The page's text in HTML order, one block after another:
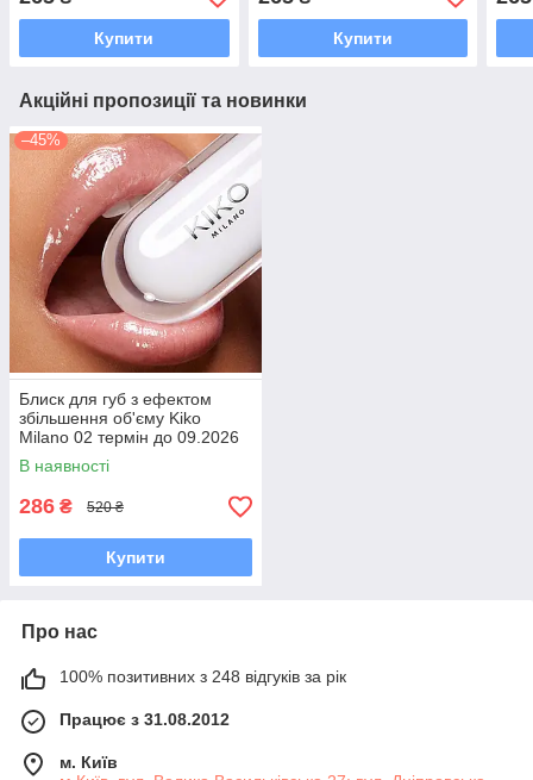
Купити Купити
Акційні пропозиції та новинки
–45%
Блиск для губ з ефектом
збільшення об'єму Kiko
Milano 02 термін до 09.2026
В наявності
286 ₴ 520 ₴
Купити
Про нас
100% позитивних з 248 відгуків за рік
Працює з 31.08.2012
м. Київ